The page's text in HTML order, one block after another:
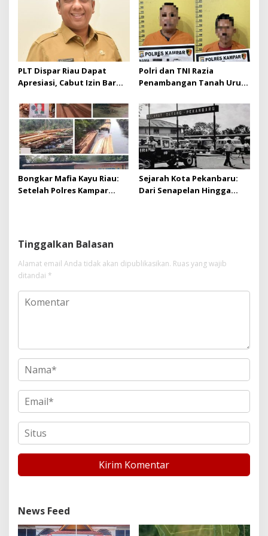
yang diizinkan
PLT Dispar Riau Dapat
Apresiasi, Cabut Izin Bar
Pro-Rakyat
Polri dan TNI Razia
Penambangan Tanah Urug,
Bongkar Mafia Kayu Riau:
Setelah Polres Kampar
Sejarah Kota Pekanbaru:
Dari Senapelan Hingga
Tinggalkan Balasan
Alamat email Anda tidak akan dipublikasikan. Ruas yang wajib
ditandai *
News Feed